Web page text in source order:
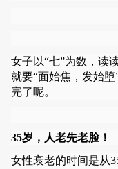
女子以“七”为数，读
就要“面始焦，发始
完了呢。
35岁，人老先老脸！
女性衰老的时间是从